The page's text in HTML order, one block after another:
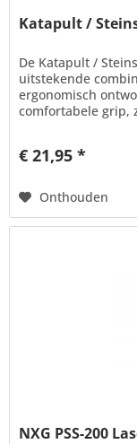
Katapult /
De Katapult /
uitstekende
ergonomisch
comfortabele grip,
€ 21,95 *
Onthouden
NXG PSS-200